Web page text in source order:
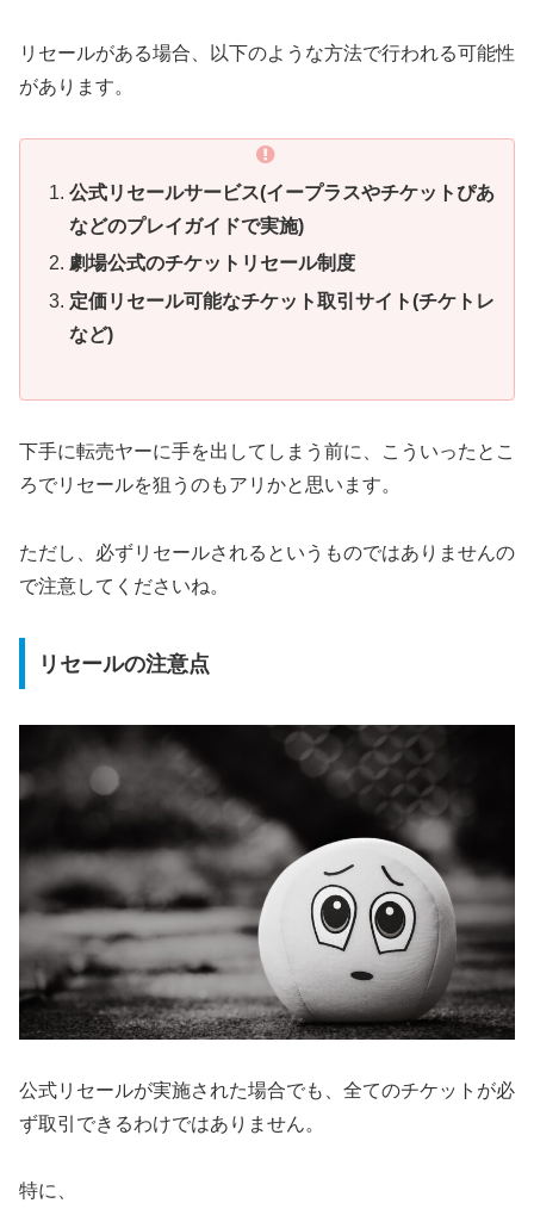
リセールがある場合、以下のような方法で行われる可能性
があります。
公式リセールサービス(イープラスやチケットぴあ
などのプレイガイドで実施)
劇場公式のチケットリセール制度
定価リセール可能なチケット取引サイト(チケトレ
など)
下手に転売ヤーに手を出してしまう前に、こういったとこ
ろでリセールを狙うのもアリかと思います。
ただし、必ずリセールされるというものではありませんの
で注意してくださいね。
リセールの注意点
公式リセールが実施された場合でも、全てのチケットが必
ず取引できるわけではありません。
特に、